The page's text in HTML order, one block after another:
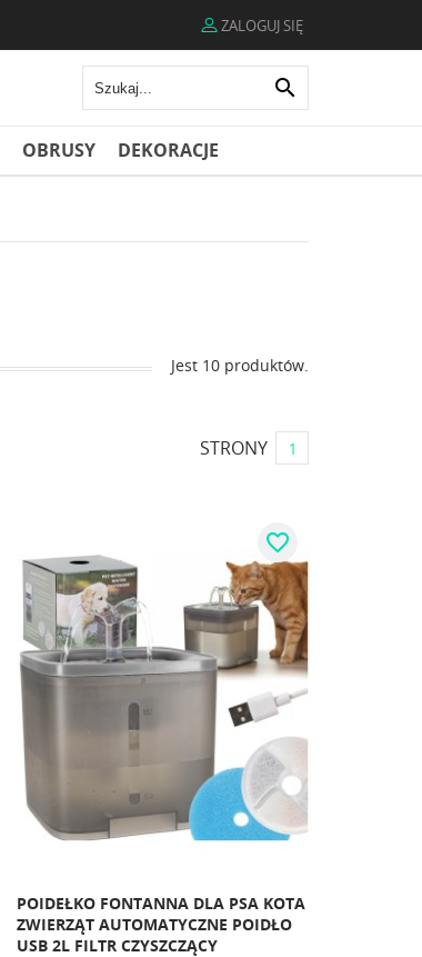
ZALOGUJ SIĘ

OBRUSY DEKORACJE
Jest 10 produktów.
STRONY 1
POIDEŁKO FONTANNA DLA PSA KOTA
ZWIERZĄT AUTOMATYCZNE POIDŁO
USB 2L FILTR CZYSZCZĄCY
favorite_border